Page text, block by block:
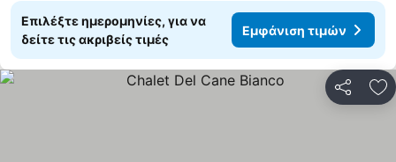
Επιλέξτε ημερομηνίες, για να
δείτε τις ακριβείς τιμές
Εμφάνιση τιμών